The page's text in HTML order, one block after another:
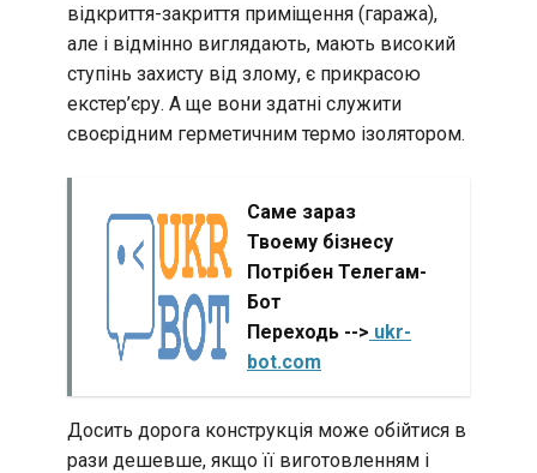
відкриття-закриття приміщення (гаража),
але і відмінно виглядають, мають високий
ступінь захисту від злому, є прикрасою
екстер’єру. А ще вони здатні служити
своєрідним герметичним термо ізолятором.
Саме зараз
Твоему бізнесу
Потрібен Телегам-
Бот
Переходь --> ukr-
bot.com
Досить дорога конструкція може обійтися в
рази дешевше, якщо її виготовленням і